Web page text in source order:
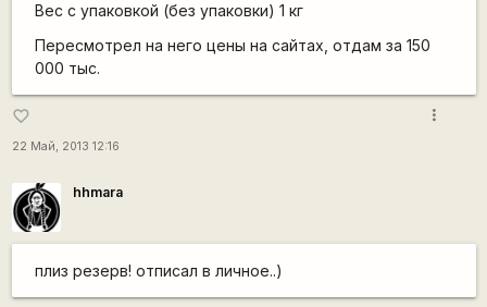
Вес с упаковкой (без упаковки) 1 кг
Пересмотрел на него цены на сайтах, отдам за 150
000 тыс.
favorite_border
22 Май, 2013 12:16
more_vert
hhmara
плиз резерв! отписал в личное..)